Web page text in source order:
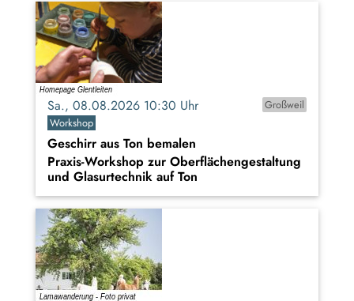
Sa., 08.08.2026 10:30 Uhr
Großweil
Workshop
Geschirr aus Ton bemalen
Praxis-Workshop zur Oberflächengestaltung
und Glasurtechnik auf Ton